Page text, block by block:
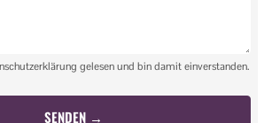
gelesen und bin damit einverstanden.